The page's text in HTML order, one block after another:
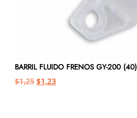
BARRIL FLUIDO FRENOS GY-200 (40)
$1,25 $1,23